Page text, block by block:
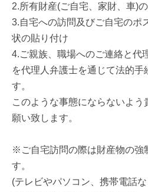
2.所有財産(ご自宅、家財、車)
3.自宅への訪問及びご自宅のポ
状の貼り付け
4.ご親族、職場へのご連絡と代
を代理人弁護士を通じて法的手
す。
このような事態にならないよ
願い致します。
※ご自宅訪問の際は財産物の強
す。
(テレビやパソコン、携帯電話